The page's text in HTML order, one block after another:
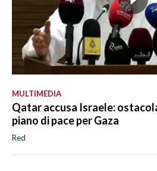
MULTIMEDIA
Qatar accusa Israele:
piano di pace per Gaza
Red